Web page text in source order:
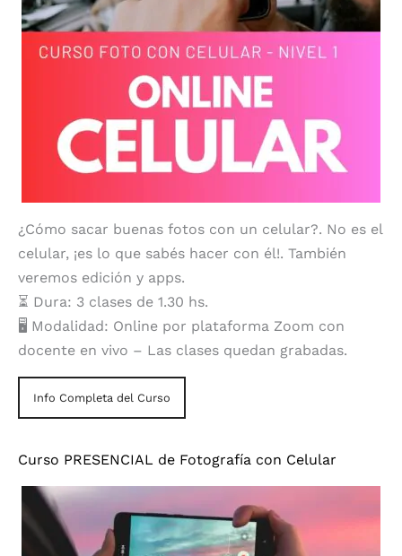
¿Cómo sacar buenas fotos con un celular?. No es el
celular, ¡es lo que sabés hacer con él!. También
veremos edición y apps.
⏳ Dura: 3 clases de 1.30 hs.
🖥️ Modalidad: Online por plataforma Zoom con
docente en vivo – Las clases quedan grabadas.
Info Completa del Curso
Curso PRESENCIAL de Fotografía con Celular